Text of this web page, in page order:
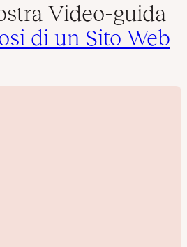
Video-guida
di un Sito Web